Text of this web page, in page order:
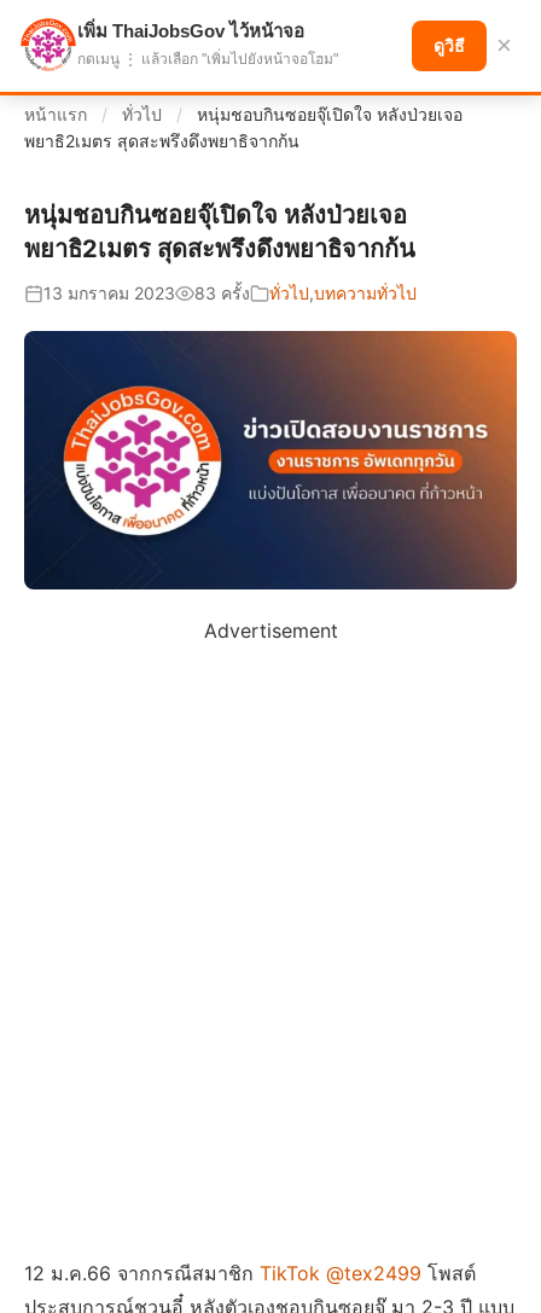
แบ่งปันโอกาส เพื่ออนาคตที่ก้าวหน้า
หน้าแรก / ทั่วไป /
หนุ่มชอบกินซอยจุ๊เปิดใจ หลังป่วยเจอ
พยาธิ2เมตร สุดสะพรึงดึงพยาธิจากก้น
หนุ่มชอบกินซอยจุ๊เปิดใจ หลังป่วยเจอ
พยาธิ2เมตร สุดสะพรึงดึงพยาธิจากก้น
13 มกราคม 2023 83 ครั้ง ทั่วไป,บทความทั่วไป
Advertisement
12 ม.ค.66 จากกรณีสมาชิก TikTok @tex2499 โพสต์
ประสบการณ์ชวนอี๋ หลังตัวเองชอบกินซอยจุ๊ มา 2-3 ปี แบบ
เพิ่ม ThaiJobsGov ไว้หน้าจอ
กดเมนู ⋮ แล้วเลือก "เพิ่มไปยังหน้าจอโฮม"
ดูวิธี ×